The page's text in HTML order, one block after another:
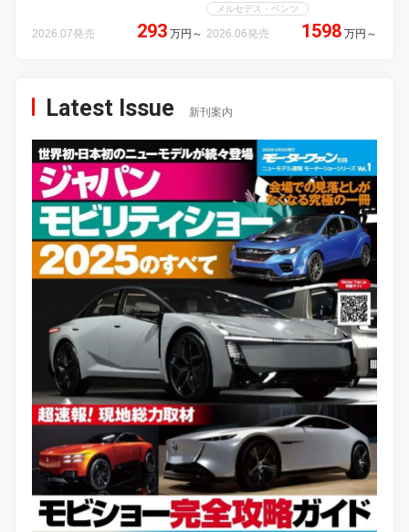
2026.07発売 293 万円 ～
メルセデス・ベンツ
2026.06発売 1598 万円 ～
Latest Issue 新刊案内